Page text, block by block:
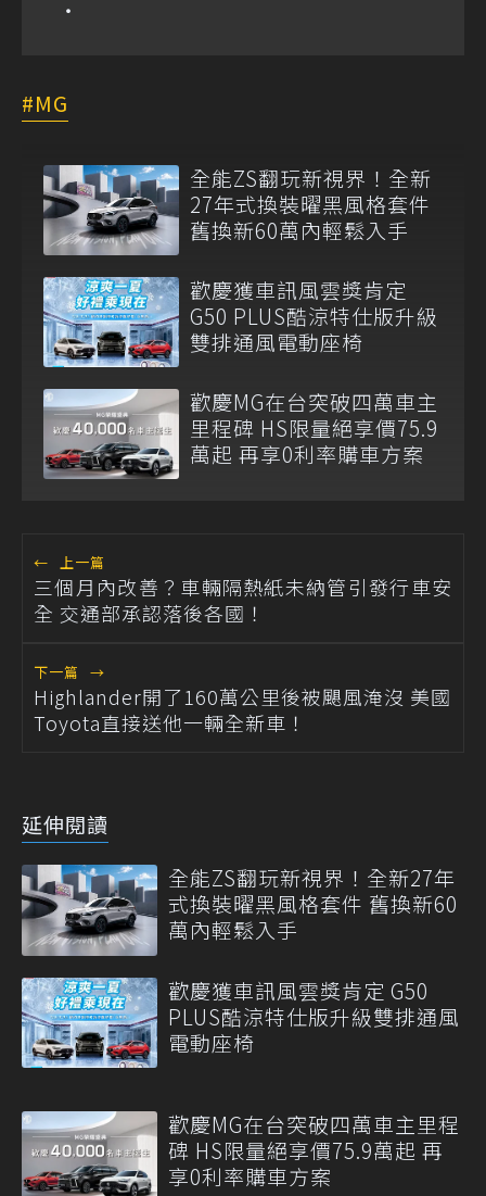
MG
全能ZS翻玩新視界！全新
27年式換裝曜黑風格套件
舊換新60萬內輕鬆入手
歡慶獲車訊風雲獎肯定
G50 PLUS酷涼特仕版升級
雙排通風電動座椅
歡慶MG在台突破四萬車主
里程碑 HS限量絕享價75.9
萬起 再享0利率購車方案
← 上一篇
三個月內改善？車輛隔熱紙未納管引發行車安
全 交通部承認落後各國！
下一篇 →
Highlander開了160萬公里後被颶風淹沒 美國
Toyota直接送他一輛全新車！
延伸閱讀
全能ZS翻玩新視界！全新27年
式換裝曜黑風格套件 舊換新60
萬內輕鬆入手
歡慶獲車訊風雲獎肯定 G50
PLUS酷涼特仕版升級雙排通風
電動座椅
歡慶MG在台突破四萬車主里程
碑 HS限量絕享價75.9萬起 再
享0利率購車方案